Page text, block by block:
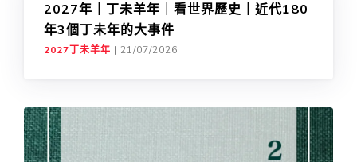
2027年｜丁未羊年｜看世界歷史｜近代180
年3個丁未年的大事件
2027丁未羊年 | 21/07/2026